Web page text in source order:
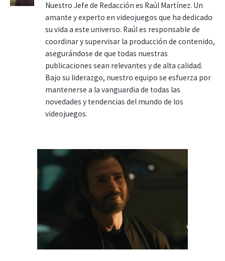
Nuestro Jefe de Redacción es Raúl Martínez. Un
amante y experto en videojuegos que ha dedicado
su vida a este universo. Raúl es responsable de
coordinar y supervisar la producción de contenido,
asegurándose de que todas nuestras
publicaciones sean relevantes y de alta calidad.
Bajo su liderazgo, nuestro equipo se esfuerza por
mantenerse a la vanguardia de todas las
novedades y tendencias del mundo de los
videojuegos.